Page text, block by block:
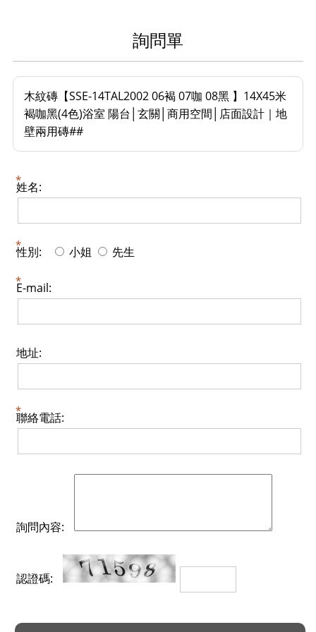
詢問單
木紋磚【SSE-14TAL2002 06褐 07咖 08黑 】14X45米
褐咖黑(4色)浴室 陽台│玄關│商用空間│店面設計｜地
壁兩用磚##
姓名:
性別: 小姐 先生
E-mail:
地址:
聯絡電話:
詢問內容:
認證碼: